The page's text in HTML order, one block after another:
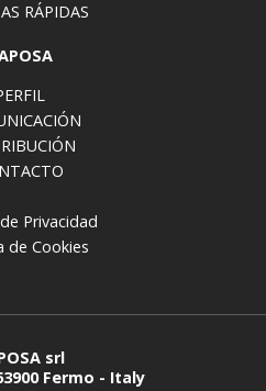
RÁPIDAS
Privacidad
de Cookies
srl
Fermo - Italy